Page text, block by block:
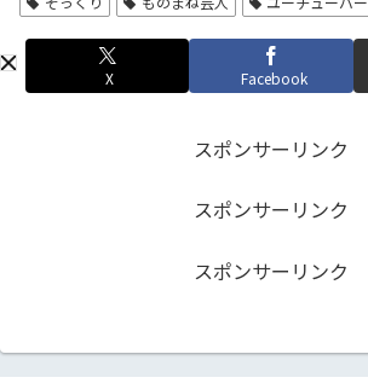
X Facebook
スポンサーリンク
スポンサーリンク
スポンサーリンク